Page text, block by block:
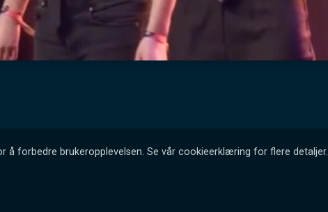
å forbedre brukeropplevelsen. Se vår cookieerklæring for flere detaljer.